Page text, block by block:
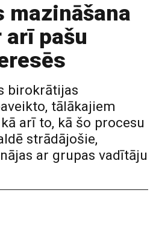
mazināšana
pašu
birokrātijas
tālākajiem
arī to, kā šo procesu
strādājošie,
ar grupas vadītāju